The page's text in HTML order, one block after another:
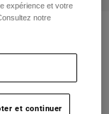
30% OFF
expérience et votre
notre
et continuer